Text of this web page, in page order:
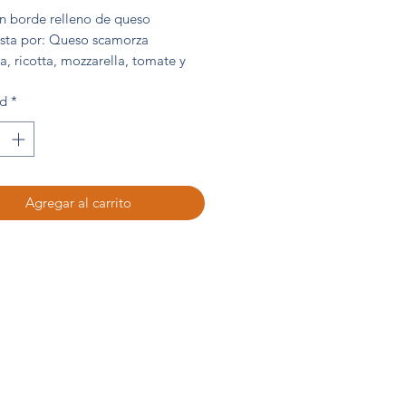
borde relleno de queso
por: Queso scamorza
ricotta, mozzarella, tomate y
g
*
Agregar al carrito